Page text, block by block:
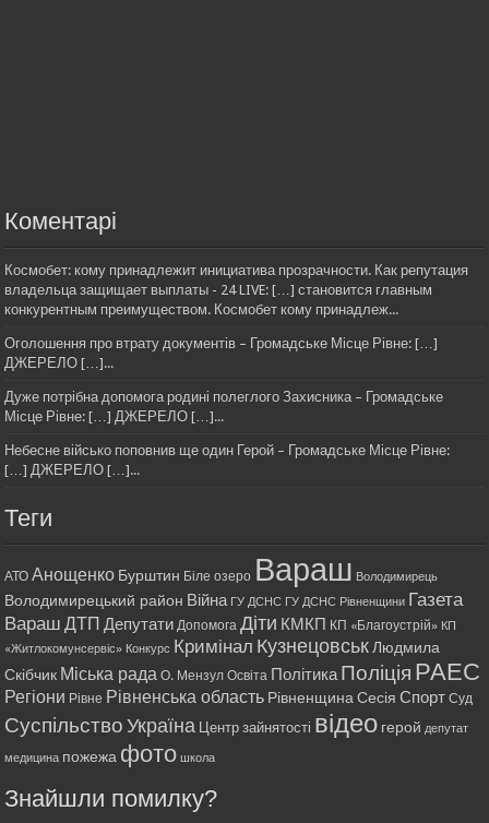
Коментарі
Космобет: кому принадлежит инициатива прозрачности. Как репутация
владельца защищает выплаты - 24 LIVE: […] становится главным
конкурентным преимуществом. Космобет кому принадлеж...
Оголошення про втрату документів – Громадське Місце Рівне: […]
ДЖЕРЕЛО […]...
Дуже потрібна допомога родині полеглого Захисника – Громадське
Місце Рівне: […] ДЖЕРЕЛО […]...
Небесне військо поповнив ще один Герой – Громадське Місце Рівне:
[…] ДЖЕРЕЛО […]...
Теги
АТО Анощенко Бурштин Біле озеро Вараш Володимирець
Володимирецький район Війна ГУ ДСНС ГУ ДСНС Рівненщини Газета
Вараш ДТП Депутати Допомога Діти КМКП КП «Благоустрій» КП
«Житлокомунсервіс» Конкурс Кримінал Кузнецовськ Людмила
Скібчик Міська рада О. Мензул Освіта ПолітикаПоліція РАЕС
Регіони Рівне Рівненська область Рівненщина Сесія Спорт Суд
Суспільство Україна Центр зайнятості відео герой депутат
медицина пожежа фото школа
Знайшли помилку?